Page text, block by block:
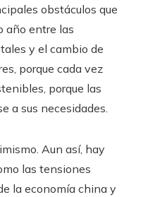
obstáculos que
año entre las
y el cambio de
porque cada vez
porque las
a sus necesidades.
Aun así, hay
las tensiones
la economía china y